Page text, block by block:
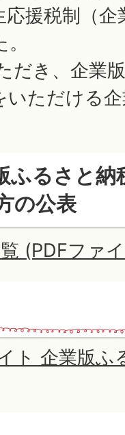
援税制（
だき、企業
いただける
ふるさと納
の公表
(PDFファ
ト 企業版ふ